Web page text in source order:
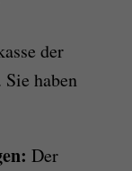
der
haben
Der